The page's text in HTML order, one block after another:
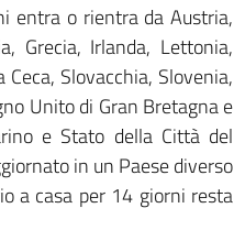
entra o rientra da Austria,
Grecia, Irlanda, Lettonia,
Slovacchia, Slovenia,
Unito di Gran Bretagna e
e Stato della Città del
in un Paese diverso
a casa per 14 giorni resta